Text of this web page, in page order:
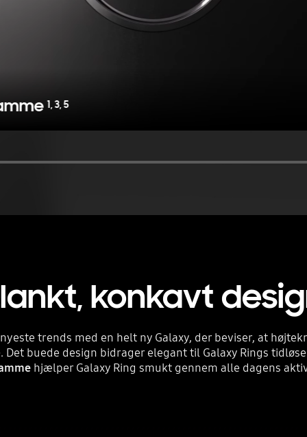
1,3,5
konkavt
trends med en helt ny Galaxy, der beviser, at
Det buede design bidrager elegant til Galaxy Rings
hjælper Galaxy Ring smukt gennem alle dagens